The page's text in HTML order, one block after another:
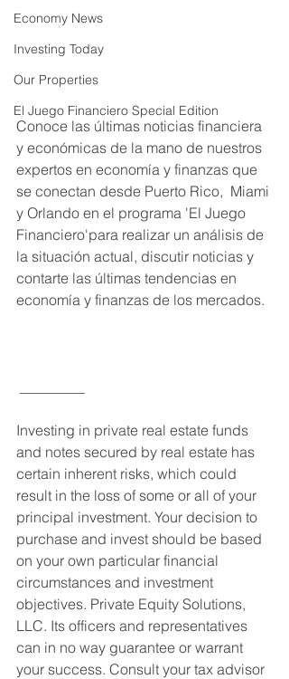
Economy News
Investing Today
Our Properties
El Juego Financiero Special Edition
Conoce las últimas noticias financiera
y económicas de la mano de nuestros
expertos en economía y finanzas que
se conectan desde Puerto Rico,  Miami
y Orlando en el programa 'El Juego
Financiero'para realizar un análisis de
la situación actual, discutir noticias y
contarte las últimas tendencias en
economía y finanzas de los mercados.
Investing in private real estate funds
and notes secured by real estate has
certain inherent risks, which could
result in the loss of some or all of your
principal investment. Your decision to
purchase and invest should be based
on your own particular financial
circumstances and investment
objectives. Private Equity Solutions,
LLC. Its officers and representatives
can in no way guarantee or warrant
your success. Consult your tax advisor